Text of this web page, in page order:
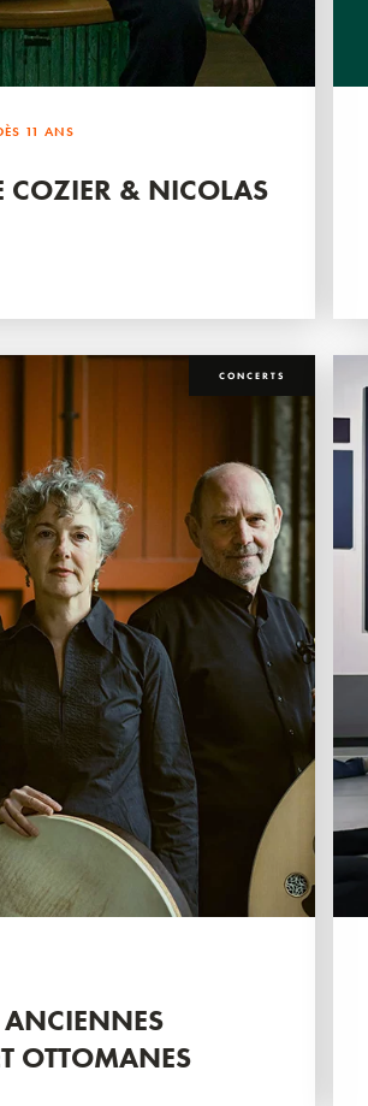
11 ANS
COZIER & NICOLAS
CONCERTS
OTTOMANES